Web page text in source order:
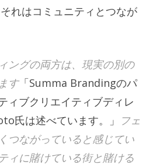
それはコミュニティとつなが
ングの両方は、現実の別の
す「Summa Brandingのパ
ィブクリエイティブディレ
氏は述べています。」
フェ
つながっていると感じてい
ィに賭けている街と賭ける